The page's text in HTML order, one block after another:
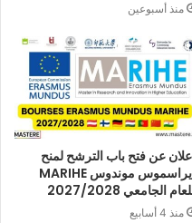
منذ أسبوعين
عن فتح باب الترشح لمنح
إيراسموس موندوس MARIHE
الجامعي 2027/2028
منذ 4 أسابيع